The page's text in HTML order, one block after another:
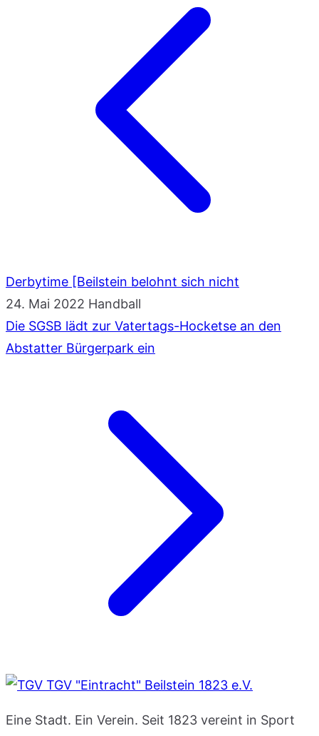
Derbytime [Beilstein belohnt sich nicht
24. Mai 2022 Handball
Die SGSB lädt zur Vatertags-Hocketse an den
Abstatter Bürgerpark ein
TGV "Eintracht" Beilstein 1823 e.V.
Eine Stadt. Ein Verein. Seit 1823 vereint in Sport